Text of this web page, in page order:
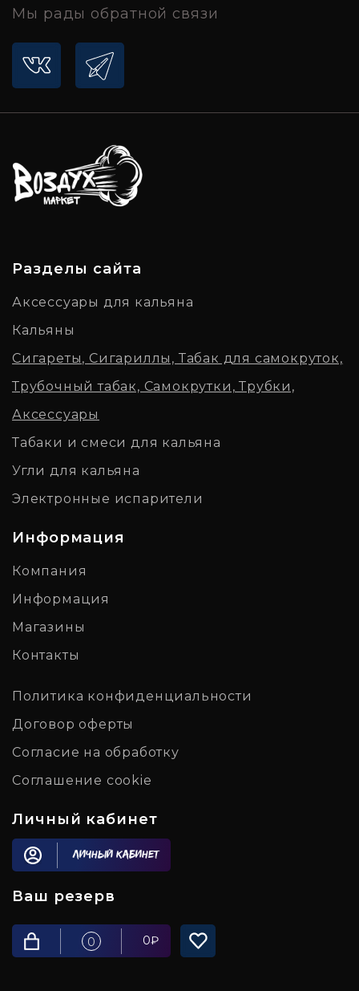
Мы рады обратной связи
Разделы сайта
Аксессуары для кальяна
Кальяны
Сигареты, Сигариллы, Табак для самокруток,
Трубочный табак, Самокрутки, Трубки,
Аксессуары
Табаки и смеси для кальяна
Угли для кальяна
Электронные испарители
Информация
Компания
Информация
Магазины
Контакты
Политика конфиденциальности
Договор оферты
Согласие на обработку
Соглашение cookie
Личный кабинет
Личный кабинет
Ваш резерв
0 0₽